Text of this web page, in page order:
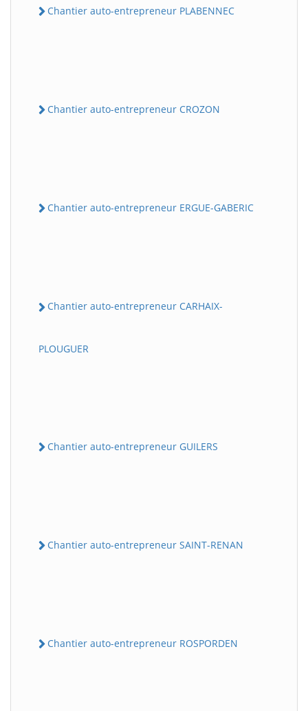
Chantier auto-entrepreneur PLABENNEC
Chantier auto-entrepreneur CROZON
Chantier auto-entrepreneur ERGUE-GABERIC
Chantier auto-entrepreneur CARHAIX-
PLOUGUER
Chantier auto-entrepreneur GUILERS
Chantier auto-entrepreneur SAINT-RENAN
Chantier auto-entrepreneur ROSPORDEN